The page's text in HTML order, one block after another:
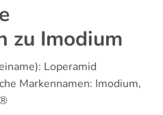
zu Imodium
Loperamid
Markennamen: Imodium,